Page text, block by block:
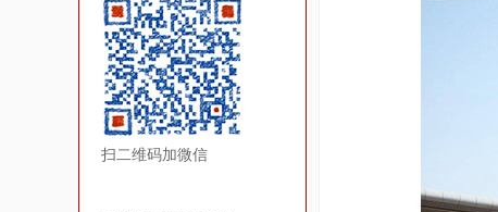
扫二维码加微信